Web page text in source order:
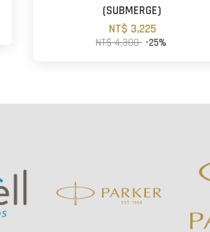
(SUBMERGE)
NT$ 3,225
NT$ 4,300 -25%